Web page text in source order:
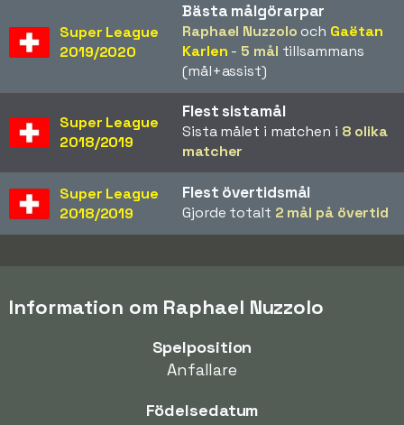
Super League
2019/2020
Bästa målgörarpar
Raphael Nuzzolooch Gaëtan
Karlen - 5 mål tillsammans
(mål+assist)
Super League
2018/2019
Flest sistamål
Sista målet i matchen i 8 olika
matcher
Super League
2018/2019
Flest övertidsmål
Gjorde totalt 2 mål på övertid
Information om Raphael Nuzzolo
Spelposition
Anfallare
Födelsedatum